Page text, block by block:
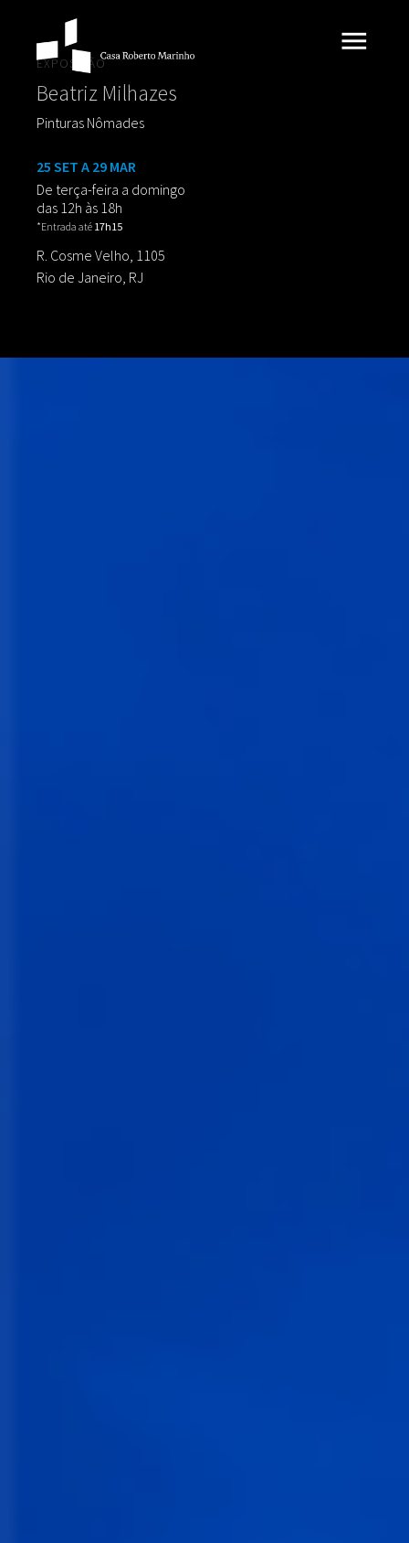
EXPOSIÇÃO
Beatriz Milhazes
Pinturas Nômades
25 SET A 29 MAR
De terça-feira a domingo
das 12h às 18h
*Entrada até 17h15
R. Cosme Velho, 1105
Rio de Janeiro, RJ